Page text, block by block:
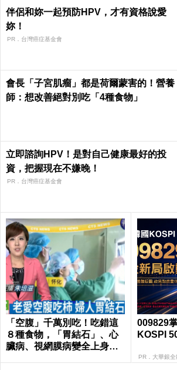
伴侶和妳一起預防HPV，才有資格說愛
妳！
PR．台灣癌症基金會
會長「子宮肌瘤」都是荷爾蒙害的！營養
師：想改善絕對別吃「4種食物」
立即諮詢HPV！是對自己健康最好的投
資，把握現在不嫌晚！
PR．台灣癌症基金會
「空腹」千萬別吃！吃錯這
８種食物，「胃結石」、心
臟病、視網膜病變全上身｜
009829
KOSPI
PR．大華銀